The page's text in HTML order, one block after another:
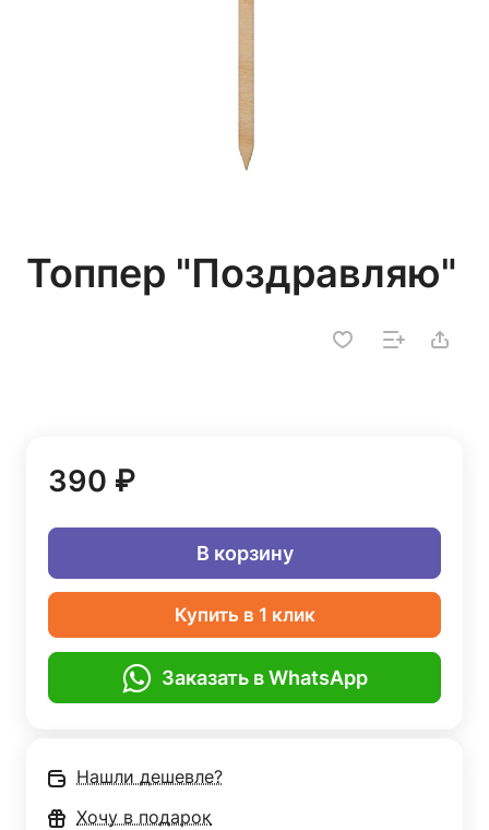
Топпер "Поздравляю"
390 ₽
В корзину
Купить в 1 клик
Заказать в WhatsApp
Нашли дешевле?
Хочу в подарок